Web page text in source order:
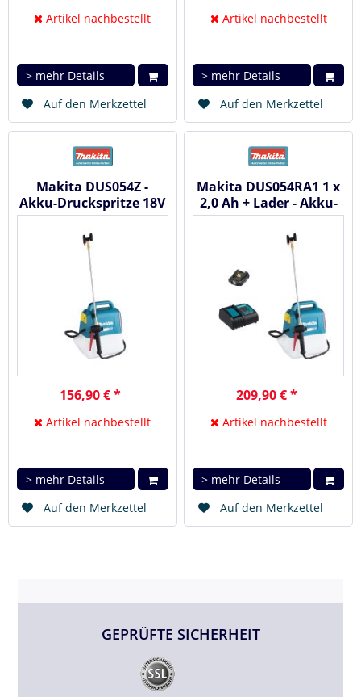
Artikel nachbestellt
> mehr Details
Auf den Merkzettel
Artikel nachbestellt
> mehr Details
Auf den Merkzettel
Makita DUS054Z -
Akku-Druckspritze 18V
5,0 l 3,0 bar
156,90 € *
Artikel nachbestellt
> mehr Details
Auf den Merkzettel
Makita DUS054RA1 1 x
2,0 Ah + Lader - Akku-
Druckspritze 18V 5,0 l...
209,90 € *
Artikel nachbestellt
> mehr Details
Auf den Merkzettel
GEPRÜFTE SICHERHEIT